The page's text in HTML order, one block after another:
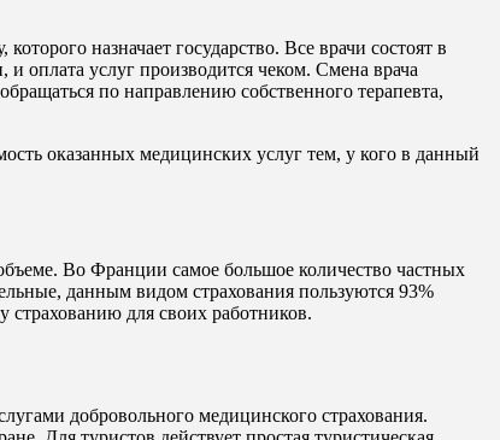
назначает государство. Все врачи состоят в
оплата услуг производится чеком. Смена врача
по направлению собственного терапевта,
оказанных медицинских услуг тем, у кого в данный
Во Франции самое большое количество частных
данным видом страхования пользуются 93%
страхованию для своих работников.
добровольного медицинского страхования.